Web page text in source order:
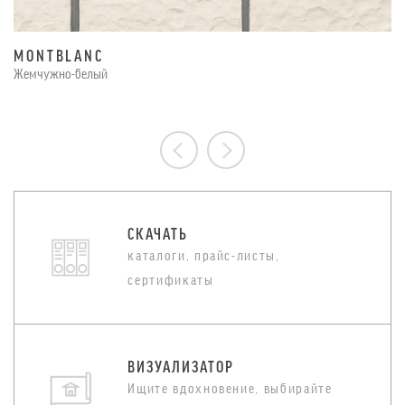
MONTBLANC
Жемчужно-белый
СКАЧАТЬ
каталоги, прайс-листы,
сертификаты
ВИЗУАЛИЗАТОР
Ищите вдохновение, выбирайте